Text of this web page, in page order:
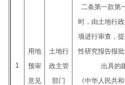
1
用地
预审
意见
土地行
政主管
部门
二条第一款第
时，由土地行
项进行审查，
性研究报告报
出具的
《中华人民共